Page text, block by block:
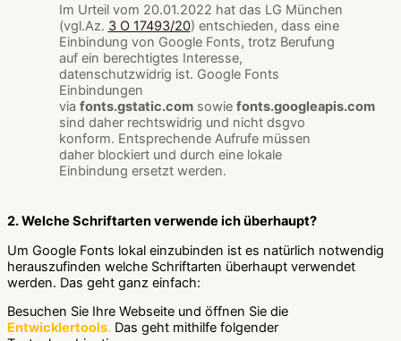
Im Urteil vom 20.01.2022 hat das LG München
(vgl.Az. 3 O 17493/20) entschieden, dass eine
Einbindung von Google Fonts, trotz Berufung
auf ein berechtigtes Interesse,
datenschutzwidrig ist. Google Fonts
Einbindungen
via fonts.gstatic.comsowie fonts.googleapis.com
sind daher rechtswidrig und nicht dsgvo
konform. Entsprechende Aufrufe müssen
daher blockiert und durch eine lokale
Einbindung ersetzt werden.
2. Welche Schriftarten verwende ich überhaupt?
Um Google Fonts lokal einzubinden ist es natürlich notwendig
herauszufinden welche Schriftarten überhaupt verwendet
werden. Das geht ganz einfach:
Besuchen Sie Ihre Webseite und öffnen Sie die
Entwicklertools. Das geht mithilfe folgender